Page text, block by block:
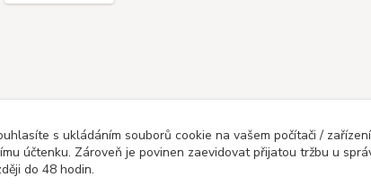
s ukládáním souborů cookie na vašem počítači /
účtenku. Zároveň je povinen zaevidovat přijatou tržbu u
do 48 hodin.